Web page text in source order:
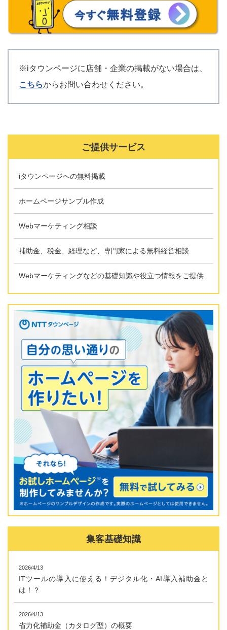
※iタウンページに店舗・企業の掲載がない場合は、
こちらからお問い合わせください。
ご提供サービス
iタウンページへの無料掲載
ホームページサンプル作成
Webマーケティング相談
補助金、税金、経理など、専門家による無料経営相談
Webマーケティングなどの基礎知識や役立つ情報をご提供
集客基礎知識
2026/4/13
ITツールの導入に使える！デジタル化・AI導入補助金と
は！？
2026/4/13
省力化補助金（カタログ型）の概要